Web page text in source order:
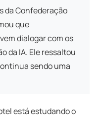
da Confederação
que
dialogar com os
da IA. Ele ressaltou
sendo uma
está estudando o